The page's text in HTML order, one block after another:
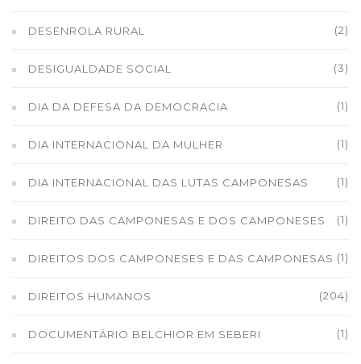
DESENROLA RURAL (2)
DESIGUALDADE SOCIAL (3)
DIA DA DEFESA DA DEMOCRACIA (1)
DIA INTERNACIONAL DA MULHER (1)
DIA INTERNACIONAL DAS LUTAS CAMPONESAS (1)
DIREITO DAS CAMPONESAS E DOS CAMPONESES (1)
DIREITOS DOS CAMPONESES E DAS CAMPONESAS (1)
DIREITOS HUMANOS (204)
DOCUMENTÁRIO BELCHIOR EM SEBERI (1)